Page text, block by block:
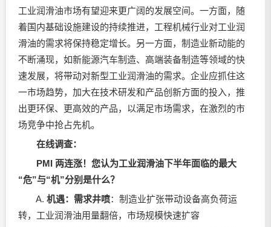
工业润滑油市场有望迎来更广阔的发展空间。一方面，随
着国内基础设施建设的持续推进，工程机械行业对工业润
滑油的需求将保持稳定增长。另一方面，制造业新动能的
不断涌现，如新能源汽车制造、高端装备制造等领域的快
速发展，将带动对新型工业润滑油的需求。企业应抓住这
一市场趋势，加大在技术研发和产品创新方面的投入，推
出更环保、更高效的产品，以满足市场需求，在激烈的市
场竞争中抢占先机。
在线调查：
PMI 两连涨！您认为工业润滑油下半年面临的最大
“危”与“机”分别是什么？
A. 机遇：需求井喷：制造业扩张带动设备高负荷运
转，工业润滑油用量翻倍，市场规模快速扩容